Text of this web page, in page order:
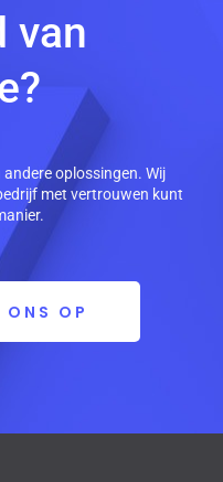
van
oplossingen. Wij
met vertrouwen kunt
ONS OP